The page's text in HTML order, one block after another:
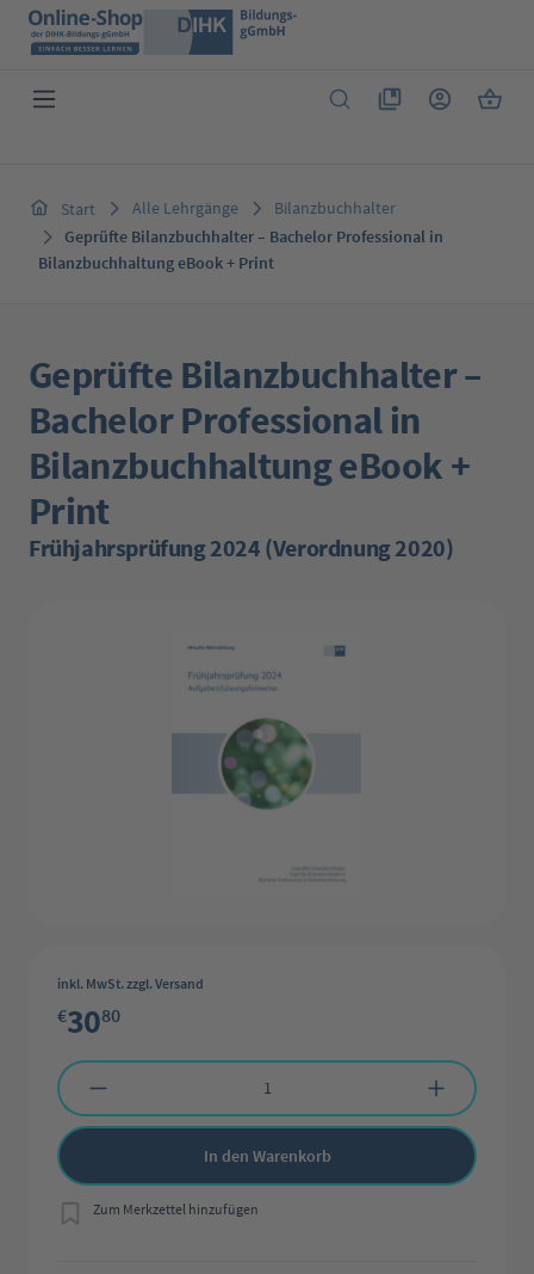
Zum Hauptinhalt springen
Du hast 0 Produkte
Start Alle Lehrgänge
Bilanzbuchhalter
Geprüfte Bilanzbuchhalter – Bachelor Professional in
Bilanzbuchhaltung eBook + Print
Geprüfte Bilanzbuchhalter –
Bachelor Professional in
Bilanzbuchhaltung eBook +
Print
Frühjahrsprüfung 2024 (Verordnung 2020)
inkl. MwSt. zzgl. Versand
€3080
Produkt Anzahl: Gib den gewünschten Wert ein oder benutze die
In den Warenkorb
Zum Merkzettel hinzufügen